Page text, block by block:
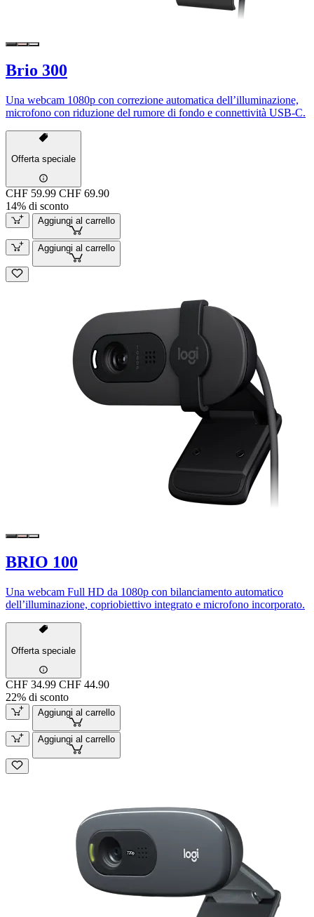
Brio 300
Una webcam 1080p con correzione automatica dell’illuminazione,
microfono con riduzione del rumore di fondo e connettività USB-C.
Offerta speciale
CHF 59.99 CHF 69.90
14% di sconto
Aggiungi al carrello
Aggiungi al carrello
BRIO 100
Una webcam Full HD da 1080p con bilanciamento automatico
dell’illuminazione, copriobiettivo integrato e microfono incorporato.
Offerta speciale
CHF 34.99 CHF 44.90
22% di sconto
Aggiungi al carrello
Aggiungi al carrello